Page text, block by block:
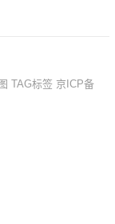
TAG标签 京ICP备